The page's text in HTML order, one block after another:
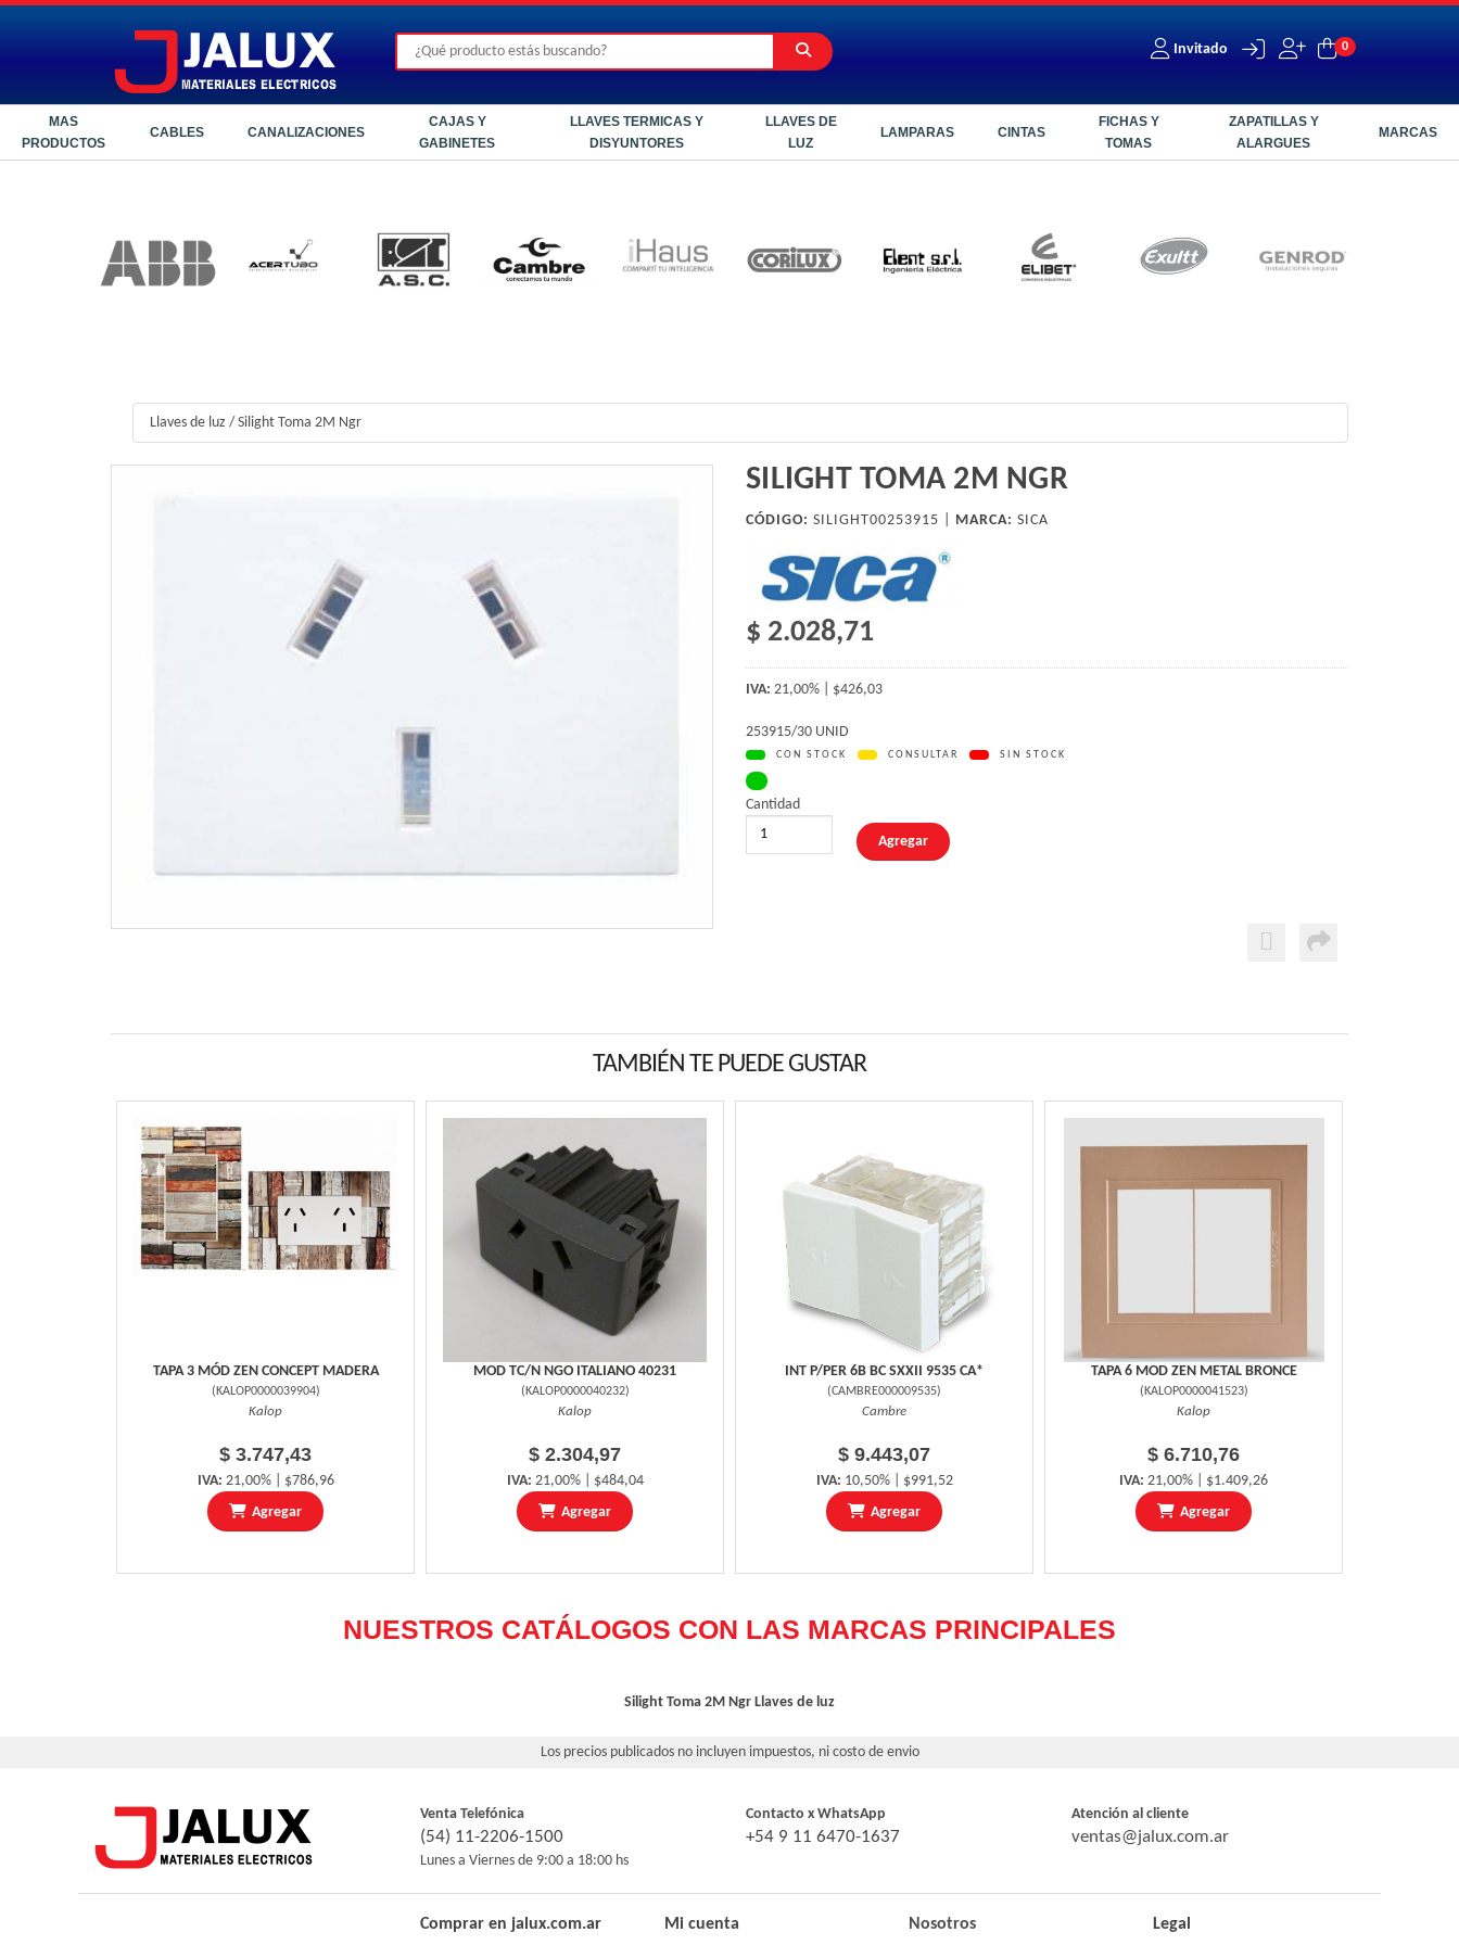
Invitado 0
MAS
PRODUCTOS
CABLES CANALIZACIONES
CAJAS Y
GABINETES
LLAVES TERMICAS Y
DISYUNTORES
LLAVES DE
LUZ
LAMPARAS CINTAS
FICHAS Y
TOMAS
ZAPATILLAS Y
ALARGUES
MARCAS
Llaves de luz / Silight Toma 2M Ngr
SILIGHT TOMA 2M NGR
CÓDIGO: SILIGHT00253915 | MARCA: SICA
$ 2.028,71
IVA: 21,00% | $426,03
253915/30 UNID
CON STOCK CONSULTAR SIN STOCK
Cantidad
TAMBIÉN TE PUEDE GUSTAR
TAPA 3 MÓD ZEN CONCEPT MADERA
(KALOP0000039904)
Kalop
$ 3.747,43
IVA: 21,00% | $786,96
Agregar
MOD TC/N NGO ITALIANO 40231
(KALOP0000040232)
Kalop
$ 2.304,97
IVA: 21,00% | $484,04
Agregar
INT P/PER 6B BC SXXII 9535 CA*
(CAMBRE000009535)
Cambre
$ 9.443,07
IVA: 10,50% | $991,52
Agregar
TAPA 6 MOD ZEN METAL BRONCE
(KALOP0000041523)
Kalop
$ 6.710,76
IVA: 21,00% | $1.409,26
Agregar
Silight Toma 2M Ngr Llaves de luz
Los precios publicados no incluyen impuestos, ni costo de envio
Venta Telefónica
(54) 11-2206-1500
Lunes a Viernes de 9:00 a 18:00 hs
Contacto x WhatsApp
+54 9 11 6470-1637
Atención al cliente
ventas@jalux.com.ar
Comprar en jalux.com.ar Mi cuenta Nosotros Legal